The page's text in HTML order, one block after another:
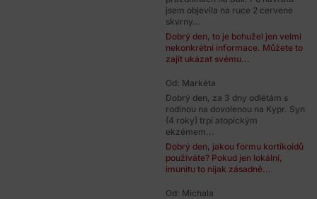
jsem objevila na ruce 2 cervene
skvrny...
Dobrý den, to je bohužel jen velmi
nekonkrétní informace. Můžete to
zajít ukázat svému...
Od: Markéta
Dobrý den, za 3 dny odlétám s
rodinou na dovolenou na Kypr. Syn
(4 roky) trpí atopickým
ekzémem...
Dobrý den, jakou formu kortikoidů
používáte? Pokud jen lokální,
imunitu to nijak zásadně...
Od: Michala